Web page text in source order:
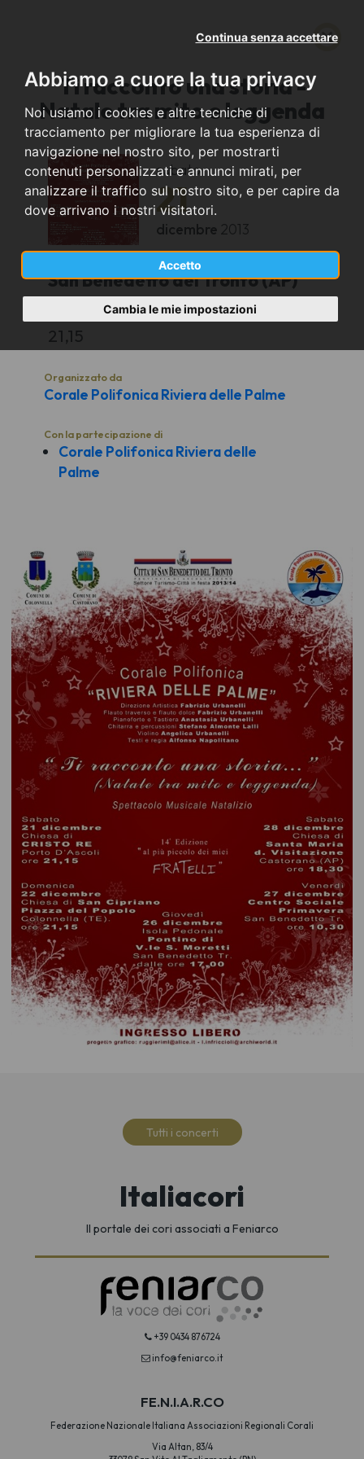
Abbiamo a cuore la tua privacy
Noi usiamo i cookies e altre tecniche di
tracciamento per migliorare la tua esperienza di
navigazione nel nostro sito, per mostrarti
contenuti personalizzati e annunci mirati, per
analizzare il traffico sul nostro sito, e per capire da
dove arrivano i nostri visitatori.
Accetto
Continua senza accettare
Cambia le mie impostazioni
Ti racconto una storia -
Natale tra mito e leggenda
sabato
21
dicembre 2013
San Benedetto del Tronto (AP)
Chiesa di Cristo Re Porto D'Ascoli
21,15
Organizzato da
Corale Polifonica Riviera delle Palme
Con la partecipazione di
Corale Polifonica Riviera delle
Palme
Tutti i concerti
Italiacori
Il portale dei cori associati a Feniarco
+39 0434 876724
info@feniarco.it
FE.N.I.A.R.CO
Federazione Nazionale Italiana Associazioni Regionali Corali
Via Altan, 83/4